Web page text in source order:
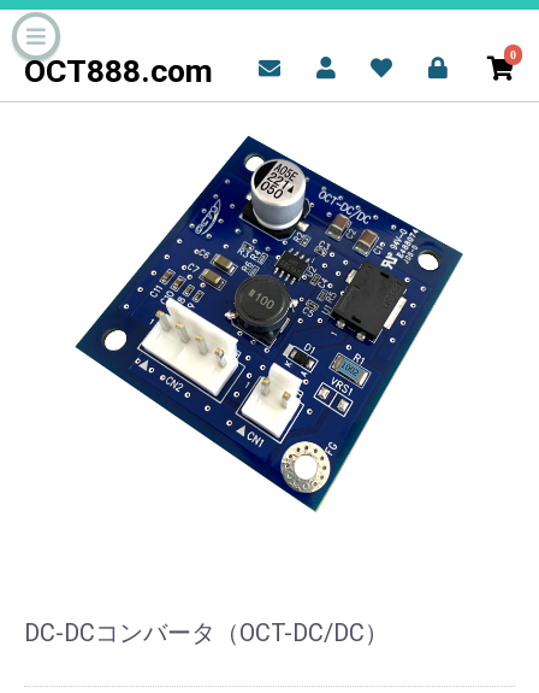
OCT888.com 0
DC-DCコンバータ（OCT-DC/DC）